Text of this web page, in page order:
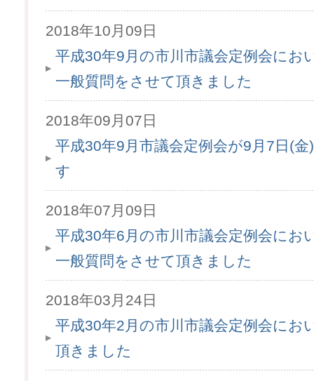
2018年10月09日
平成30年9月の市川市議会定例会にお
一般質問をさせて頂きました
2018年09月07日
平成30年9月市議会定例会が9月7日(
す
2018年07月09日
平成30年6月の市川市議会定例会にお
一般質問をさせて頂きました
2018年03月24日
平成30年2月の市川市議会定例会にお
頂きました